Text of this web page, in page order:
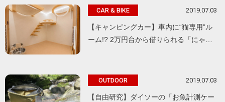
CAR & BIKE 2019.07.03
【キャンピングカー】車内に“猫専用”ル
ーム!? 2万円台から借りられる「にゃ…
OUTDOOR 2019.07.03
【自由研究】ダイソーの「お魚計測ケー